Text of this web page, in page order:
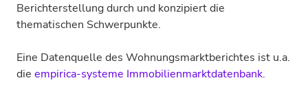
Berichterstellung durch und konzipiert die
thematischen Schwerpunkte.
Eine Datenquelle des Wohnungsmarktberichtes ist u.a.
die empirica-systeme Immobilienmarktdatenbank.